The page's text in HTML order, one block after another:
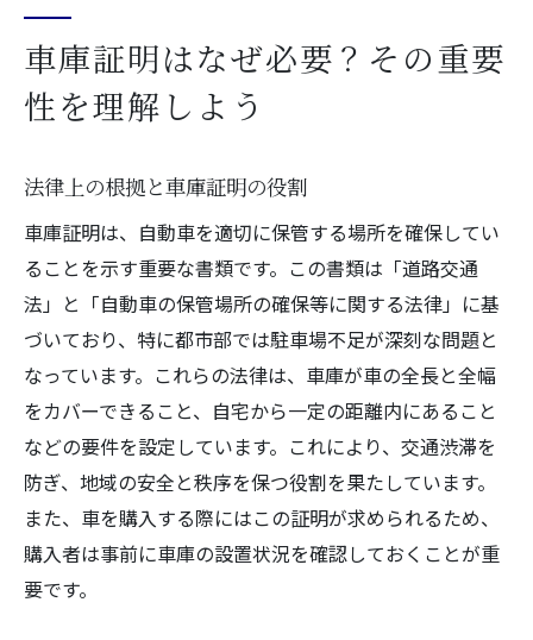
車庫証明の取得手続き完全ガイド初めての方も
安心
車庫証明の申請ステップを解説
申請先の警察署の選び方
初めての申請で注意すべきポイント
手続きの流れをスムーズに進めるコツ
申請後の追跡方法と確認術
車庫証明申請に必要な書類一覧事前準備でスム
ーズに
基本的な書類とそのチェックポイント
駐車場契約書の取得方法
申請に必要な地図作成のコツ
車両情報の正確な記載方法
車庫証明はなぜ必要？その重要
性を理解しよう
法律上の根拠と車庫証明の役割
車庫証明は、自動車を適切に保管する場所を確保してい
ることを示す重要な書類です。この書類は「道路交通
法」と「自動車の保管場所の確保等に関する法律」に基
づいており、特に都市部では駐車場不足が深刻な問題と
なっています。これらの法律は、車庫が車の全長と全幅
をカバーできること、自宅から一定の距離内にあること
などの要件を設定しています。これにより、交通渋滞を
防ぎ、地域の安全と秩序を保つ役割を果たしています。
また、車を購入する際にはこの証明が求められるため、
購入者は事前に車庫の設置状況を確認しておくことが重
要です。